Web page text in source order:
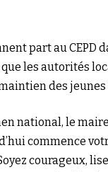
part au CEPD
les autorités
des
national, le
commence
courageux,